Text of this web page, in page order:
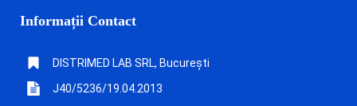
Informații Contact
DISTRIMED LAB SRL, București
J40/5236/19.04.2013